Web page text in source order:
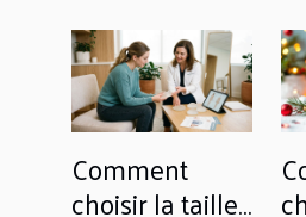
Comment
choisir la taille